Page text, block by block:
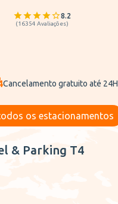
8.2
(16354 Avaliações)
Cancelamento gratuito até 24H
os estacionamentos
T4
& Parking T4